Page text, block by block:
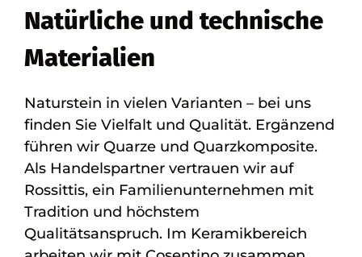
Natürliche und technische
Materialien
Naturstein in vielen Varianten – bei uns
finden Sie Vielfalt und Qualität. Ergänzend
führen wir Quarze und Quarzkomposite.
Als Handelspartner vertrauen wir auf
Rossittis, ein Familienunternehmen mit
Tradition und höchstem
Qualitätsanspruch. Im Keramikbereich